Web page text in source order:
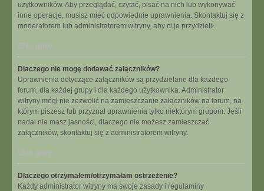
użytkowników. Aby przeglądać, czytać, pisać na nich lub wykonywać
inne operacje, musisz mieć odpowiednie uprawnienia. Skontaktuj się z
moderatorem lub administratorem witryny, aby ci je przydzielił.
Na górę
Dlaczego nie mogę dodawać załączników?
Uprawnienia dotyczące załączników są przydzielane dla każdego
forum, dla każdej grupy i dla każdego użytkownika. Administrator
witryny mógł nie zezwolić na zamieszczanie załączników na forum, na
którym piszesz lub przyznał uprawnienia tylko niektórym grupom. Jeśli
nadal nie masz jasności, dlaczego nie możesz zamieszczać
załączników, skontaktuj się z administratorem witryny.
Na górę
Dlaczego otrzymałem/otrzymałam ostrzeżenie?
Każdy administrator witryny ma swoje zasady i regulaminy